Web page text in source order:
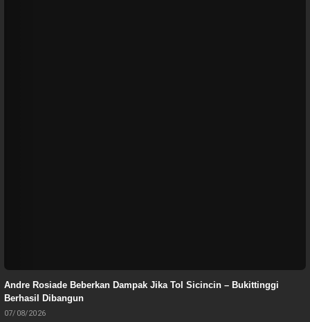
Andre Rosiade Beberkan Dampak Jika Tol Sicincin – Bukittinggi
Berhasil Dibangun
07/08/2026